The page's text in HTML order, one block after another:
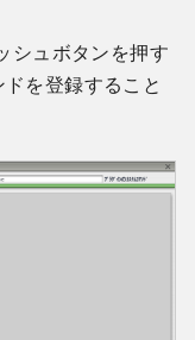
シュボタンを押す
を登録すること